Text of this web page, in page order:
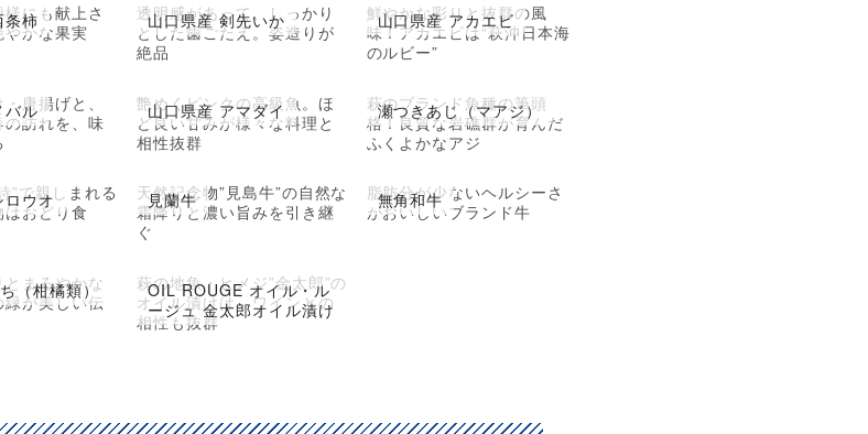
条柿にも献上さ
やかな果実
山口県産 剣先いか
透明感があって、しっかり
とした歯ごたえ。姿造りが
絶品
山口県産 アカエビ
鮮やかな彩りと抜群の風
味！アカエビは“萩沖日本海
のルビー”
バル
唐揚げと、
訪れを、味
山口県産 アマダイ
艶めくピンクの高級魚。ほ
ど良い甘みが様々な料理と
相性抜群
瀬つきあじ（マアジ）
萩のブランド魚種の筆頭
格！良質な岩礁群が育んだ
ふくよかなアジ
ロウオ
”で親しまれる
おどり食
見蘭牛
天然記念物”見島牛”の自然な
霜降りと濃い旨みを引き継
ぐ
無角和牛
脂肪分が少ないヘルシーさ
がおいしいブランド牛
（柑橘類）
まろやかな
が美しい伝
OIL ROUGE オイル・ル
ージュ 金太郎オイル漬け
萩の地魚・ヒメジ”金太郎”の
オイル漬けは、ワインとの
相性も抜群